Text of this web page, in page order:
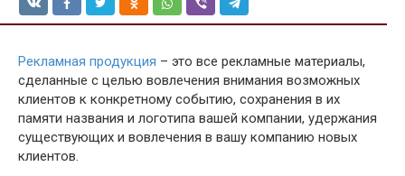
Рекламная продукция – это все рекламные материалы,
сделанные с целью вовлечения внимания возможных
клиентов к конкретному событию, сохранения в их
памяти названия и логотипа вашей компании, удержания
существующих и вовлечения в вашу компанию новых
клиентов.